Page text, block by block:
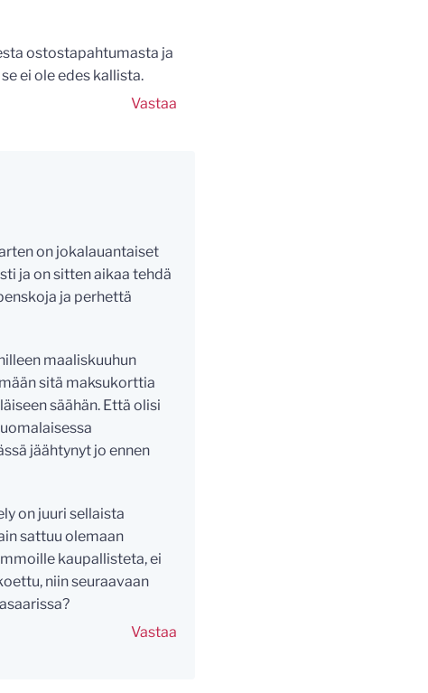
ostostapahtumasta ja
ei ole edes kallista.
Vastaa
on jokalauantaiset
ja on sitten aikaa tehdä
ja perhettä
maaliskuuhun
sitä maksukorttia
säähän. Että olisi
jäähtynyt jo ennen
on juuri sellaista
sattuu olemaan
kaupallisteta, ei
niin seuraavaan
Vastaa